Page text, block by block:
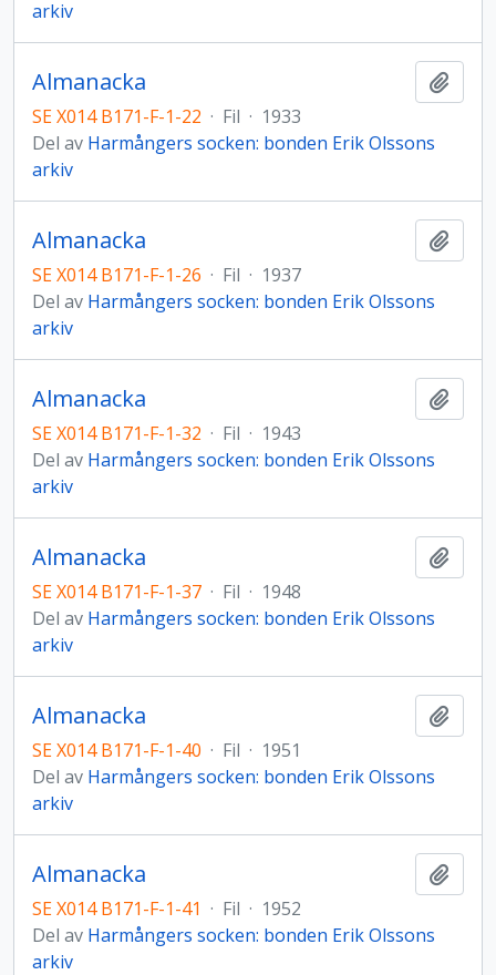
arkiv
Almanacka
SE X014 B171-F-1-22 · Fil · 1933
Del av Harmångers socken: bonden Erik Olssons
arkiv
Almanacka
SE X014 B171-F-1-26 · Fil · 1937
Del av Harmångers socken: bonden Erik Olssons
arkiv
Almanacka
SE X014 B171-F-1-32 · Fil · 1943
Del av Harmångers socken: bonden Erik Olssons
arkiv
Almanacka
SE X014 B171-F-1-37 · Fil · 1948
Del av Harmångers socken: bonden Erik Olssons
arkiv
Almanacka
SE X014 B171-F-1-40 · Fil · 1951
Del av Harmångers socken: bonden Erik Olssons
arkiv
Almanacka
SE X014 B171-F-1-41 · Fil · 1952
Del av Harmångers socken: bonden Erik Olssons
arkiv